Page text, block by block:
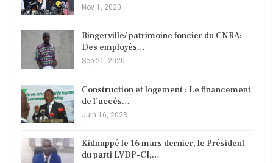
Nov 1, 2020
Bingerville/ patrimoine foncier du CNRA:
Des employés…
Sep 21, 2020
Construction et logement : Le financement
de l’accès…
Juin 16, 2023
Kidnappé le 16 mars dernier, le Président
du parti LVDP-CI,…